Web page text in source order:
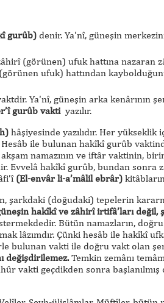
gurûb) denir. Ya'nî, güneşin
(görünen) ufuk hattına nazaran
ufuk) hattından
Ya'nî, güneşin arka kenârının
gurûb vakti yazılır.
hâşiyesinde yazılıdır. Her
Hesâb ile bulunan hakîkî gurûb
namazının ve iftâr vaktinin,
Evvelâ hakîkî gurûb, bundan sonra
(El-envâr li-a’mâlil ebrâr)
(doğudaki) tepelerin
hakîkî ve zâhirî irtifâ’ları değil,
Bütün namazların,
lâzımdır. Çünki hesâb ile hakîkî
bulunan vakti ile doğru vakt olan
değişdirilemez. Temkin zemânı
vakti geçdikden sonra